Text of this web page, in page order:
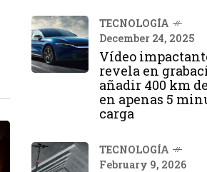
TECNOLOGÍA
December 24, 2025
Vídeo
revela en
añadir 400 km
en apenas 5
carga
TECNOLOGÍA
February 9, 2026